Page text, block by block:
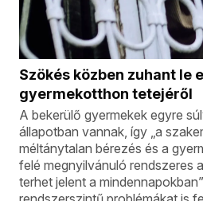
Szökés közben zuhant le
gyermekotthon tetejéről
A bekerülő gyermekek egyre
állapotban vannak, így „a
méltánytalan bérezés és a
felé megnyilvánuló rendszeres
terhet jelent a